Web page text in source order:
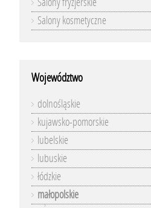
Salony kosmetyczne
Województwo
dolnośląskie
kujawsko-pomorskie
lubelskie
lubuskie
łódzkie
małopolskie